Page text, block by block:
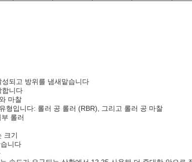
되고 방위를 냄새맡습니다
합니다
마찰
형입니다: 롤러 공 롤러 (RBR), 그리고 롤러 공 마찰
롤러
크기
니다